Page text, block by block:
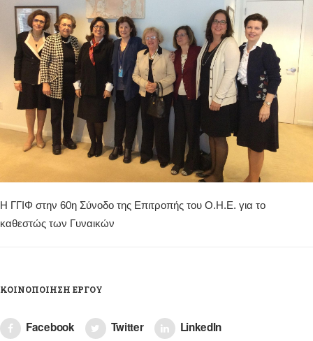
Η ΓΓΙΦ στην 60η Σύνοδο της Επιτροπής του Ο.Η.Ε. για το
καθεστώς των Γυναικών
ΚΟΙΝΟΠΟΊΗΣΗ ΈΡΓΟΥ
Facebook Twitter
LinkedIn